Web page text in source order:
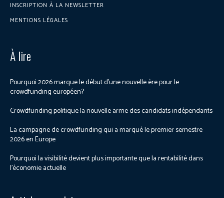
INSCRIPTION À LA NEWSLETTER
MENTIONS LÉGALES
À lire
Pourquoi 2026 marque le début d’une nouvelle ère pour le
crowdfunding européen?
Crowdfunding politique la nouvelle arme des candidats indépendants
La campagne de crowdfunding qui a marqué le premier semestre
2026 en Europe
Pourquoi la visibilité devient plus importante que la rentabilité dans
l’économie actuelle